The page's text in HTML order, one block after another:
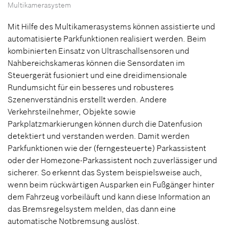
Multikamerasystem
Mit Hilfe des Multikamerasystems können assistierte und
automatisierte Parkfunktionen realisiert werden. Beim
kombinierten Einsatz von Ultraschallsensoren und
Nahbereichskameras können die Sensordaten im
Steuergerät fusioniert und eine dreidimensionale
Rundumsicht für ein besseres und robusteres
Szenenverständnis erstellt werden. Andere
Verkehrsteilnehmer, Objekte sowie
Parkplatzmarkierungen können durch die Datenfusion
detektiert und verstanden werden. Damit werden
Parkfunktionen wie der (ferngesteuerte) Parkassistent
oder der Homezone-Parkassistent noch zuverlässiger und
sicherer. So erkennt das System beispielsweise auch,
wenn beim rückwärtigen Ausparken ein Fußgänger hinter
dem Fahrzeug vorbeiläuft und kann diese Information an
das Bremsregelsystem melden, das dann eine
automatische Notbremsung auslöst.